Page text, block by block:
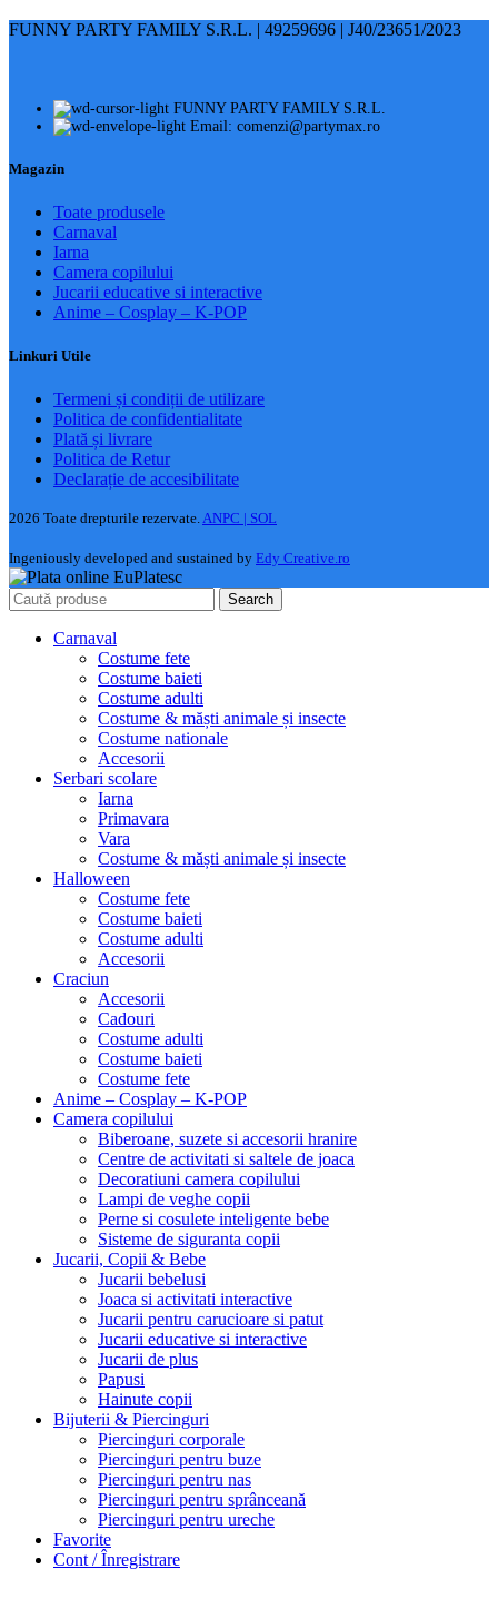
FUNNY PARTY FAMILY S.R.L. | 49259696 | J40/23651/2023
FUNNY PARTY FAMILY S.R.L.
Email: comenzi@partymax.ro
Magazin
Toate produsele
Carnaval
Iarna
Camera copilului
Jucarii educative si interactive
Anime – Cosplay – K‑POP
Linkuri Utile
Termeni și condiții de utilizare
Politica de confidentialitate
Plată și livrare
Politica de Retur
Declarație de accesibilitate
2026 Toate drepturile rezervate.ANPC | SOL
Ingeniously developed and sustained by Edy Creative.ro
Search
Carnaval
Costume fete
Costume baieti
Costume adulti
Costume & măști animale și insecte
Costume nationale
Accesorii
Serbari scolare
Iarna
Primavara
Vara
Costume & măști animale și insecte
Halloween
Costume fete
Costume baieti
Costume adulti
Accesorii
Craciun
Accesorii
Cadouri
Costume adulti
Costume baieti
Costume fete
Anime – Cosplay – K‑POP
Camera copilului
Biberoane, suzete si accesorii hranire
Centre de activitati si saltele de joaca
Decoratiuni camera copilului
Lampi de veghe copii
Perne si cosulete inteligente bebe
Sisteme de siguranta copii
Jucarii, Copii & Bebe
Jucarii bebelusi
Joaca si activitati interactive
Jucarii pentru carucioare si patut
Jucarii educative si interactive
Jucarii de plus
Papusi
Hainute copii
Bijuterii & Piercinguri
Piercinguri corporale
Piercinguri pentru buze
Piercinguri pentru nas
Piercinguri pentru sprânceană
Piercinguri pentru ureche
Favorite
Cont / Înregistrare